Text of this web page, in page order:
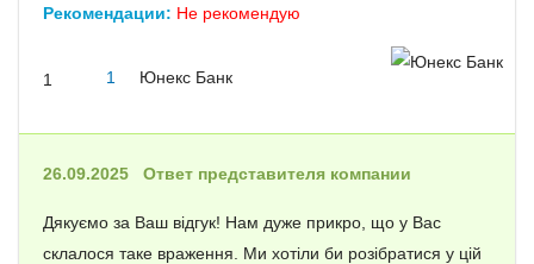
Рекомендации: Не рекомендую
1 1 Юнекс Банк
26.09.2025 Ответ представителя компании
Дякуємо за Ваш відгук! Нам дуже прикро, що у Вас
склалося таке враження. Ми хотіли би розібратися у цій